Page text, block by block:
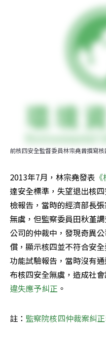
前核四安全監督委員林宗堯曾撰寫
2013年7月，林宗堯發表
達安全標準，失望退出核
檢報告，當時的經濟部長
無虞，但監察委員田秋堇
公司的仲裁中，發現奇異
償，顯示核四並不符合安
功能試驗報告，當時沒有
布核四安全無虞，造成社會
違失應予糾正 。
註： 監察院核四仲裁案糾正